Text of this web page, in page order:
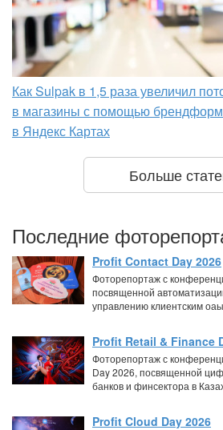
Как Sulpak в 1,5 раза увеличил
в магазины с помощью
в Яндекс Картах
Больше
Последние
Profit Contact Day 2026
Фоторепортаж с
посвященной
управлению клиентским
Profit Retail & Finance
Фоторепортаж с
Day 2026, посвященной
банков и финсектора в
Profit Cloud Day 2026